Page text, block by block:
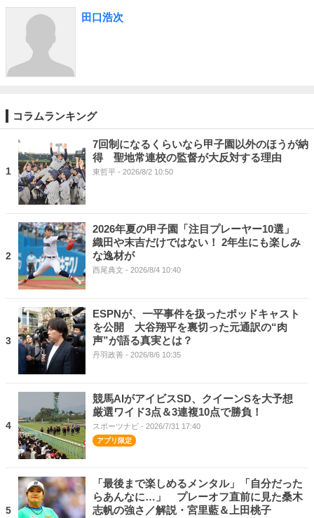
田口浩次
コラムランキング
1
7回制になるくらいなら甲子園以外のほうが納
得 聖地常連校の監督が大反対する理由
東哲平 - 2026/8/2 10:50
2
2026年夏の甲子園「注目プレーヤー10選」
織田や末吉だけではない！ 2年生にも楽しみ
な逸材が
西尾典文 - 2026/8/4 10:40
3
ESPNが、一平事件を扱ったポッドキャスト
を公開 大谷翔平を裏切った元通訳の“肉
声”が語る真実とは？
丹羽政善 - 2026/8/6 10:35
4
競馬AIがアイビスSD、クイーンSを大予想
厳選ワイド3点＆3連複10点で勝負！
スポーツナビ - 2026/7/31 17:40
5
「最後まで楽しめるメンタル」「自分だった
らあんなに…」 プレーオフ直前に見た桑木
志帆の強さ／解説・宮里藍＆上田桃子